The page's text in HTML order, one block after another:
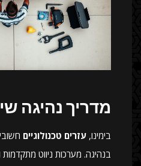
מדריך נהיגה
בימינו, עזרים טכנולוגיים
בנהיגה. מערכות ניווט מתקדמות